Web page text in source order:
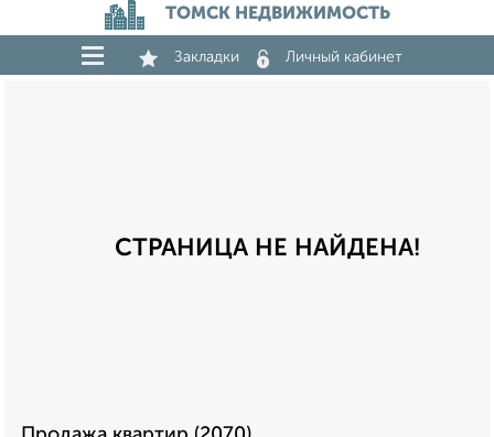
ТОМСК НЕДВИЖИМОСТЬ
Закладки Личный кабинет
СТРАНИЦА НЕ НАЙДЕНА!